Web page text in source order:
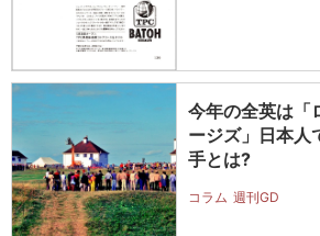
今年の全英は「
ージズ」日本人
手とは?
コラム 週刊GD